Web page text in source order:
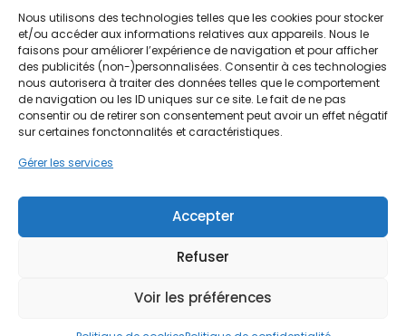
Nous utilisons des technologies telles que les cookies pour stocker
et/ou accéder aux informations relatives aux appareils. Nous le
faisons pour améliorer l’expérience de navigation et pour afficher
des publicités (non-)personnalisées. Consentir à ces technologies
nous autorisera à traiter des données telles que le comportement
de navigation ou les ID uniques sur ce site. Le fait de ne pas
consentir ou de retirer son consentement peut avoir un effet négatif
sur certaines fonctonnalités et caractéristiques.
Gérer les services
Accepter
Refuser
Voir les préférences
Nous rejoindre
Politique de confidentialité